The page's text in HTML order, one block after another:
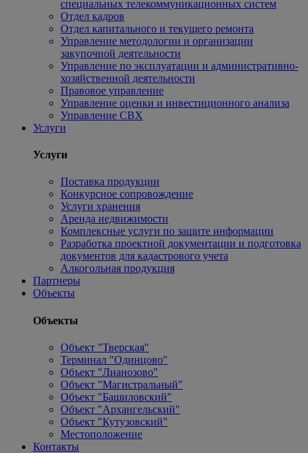
специальных телекоммуникационных систем
Отдел кадров
Отдел капитального и текущего ремонта
Управление методологии и организации
закупочной деятельности
Управление по эксплуатации и административно-
хозяйственной деятельности
Правовое управление
Управление оценки и инвестиционного анализа
Управление СВХ
Услуги
Услуги
Поставка продукции
Конкурсное сопровождение
Услуги хранения
Аренда недвижимости
Комплексные услуги по защите информации
Разработка проектной документации и подготовка
документов для кадастрового учета
Алкогольная продукция
Партнеры
Объекты
Объекты
Объект "Тверская"
Терминал "Одинцово"
Объект "Лианозово"
Объект "Магистральный"
Объект "Башиловский"
Объект "Архангельский"
Объект "Кутузовский"
Местоположение
Контакты